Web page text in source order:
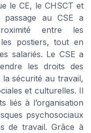
le CE, le CHSCT et
passage au CSE a
entre les
postiers, tout en
salariés. Le CSE a
les droits des
sécurité au travail,
et culturelles. Il
liés à l’organisation
psychosociaux
de travail. Grâce à